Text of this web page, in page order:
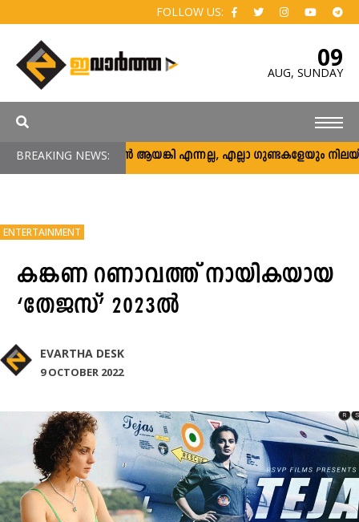
FOLLOW US:
09
AUG, SUNDAY
BREAKING NEWS:അര്‍ജുന്‍ ആയങ്കി എന്നല്ല, എല്ലാ ഗുണ്ടകളേയും നിലയ്ക്ക്
ENTERTAINMENT
കങ്കണ റണാവത്ത് നായികയായ
‘തേജസ്’ 2023ൽ
EVARTHA DESK
9 OCTOBER 2022